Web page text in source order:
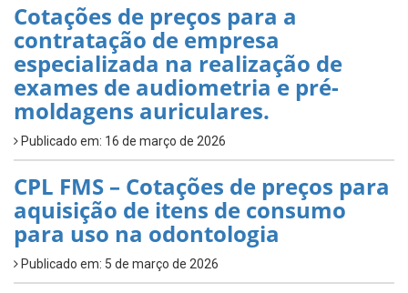
Cotações de preços para a
contratação de empresa
especializada na realização de
exames de audiometria e pré-
moldagens auriculares.
Publicado em: 16 de março de 2026
CPL FMS – Cotações de preços para
aquisição de itens de consumo
para uso na odontologia
Publicado em: 5 de março de 2026